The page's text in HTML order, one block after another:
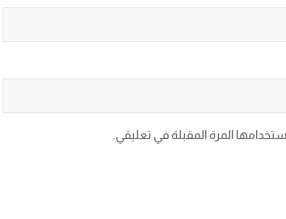
المرة المقبلة في تعليقي.